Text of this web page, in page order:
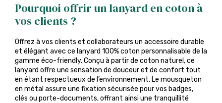
Pourquoi offrir un lanyard en coton à
vos clients ?
Offrez à vos clients et collaborateurs un accessoire durable
et élégant avec ce lanyard 100% coton personnalisable de la
gamme éco-friendly. Conçu à partir de coton naturel, ce
lanyard offre une sensation de douceur et de confort tout
en étant respectueux de l’environnement. Le mousqueton
en métal assure une fixation sécurisée pour vos badges,
clés ou porte-documents, offrant ainsi une tranquillité